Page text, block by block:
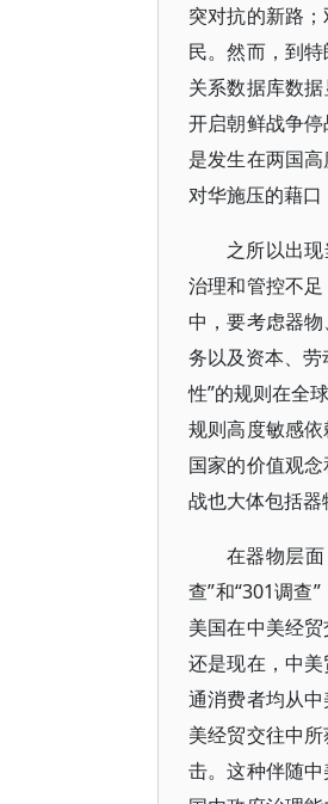
突对抗的新路
民。然而，到
关系数据库数
开启朝鲜战争
是发生在两国
对华施压的藉口
之所以出
治理和管控不
中，要考虑器
务以及资本、
性”的规则在全
规则高度敏感
国家的价值观
战也大体包括器
在器物层
查”和“301调查
美国在中美经
还是现在，中
通消费者均从
美经贸交往中
击。这种伴随